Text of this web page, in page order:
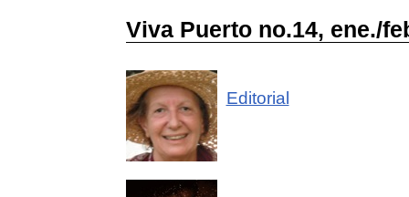
Viva Puerto no.14, ene./
Editorial